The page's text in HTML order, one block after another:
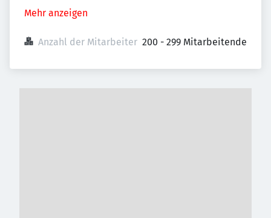
Mehr anzeigen
Anzahl der Mitarbeiter 200 - 299 Mitarbeitende